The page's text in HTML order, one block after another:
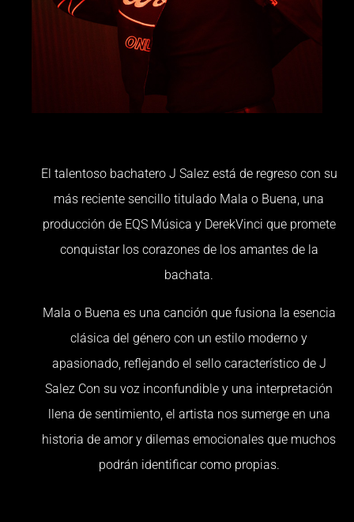
El talentoso bachatero J Salez está de regreso con su
más reciente sencillo titulado Mala o Buena, una
producción de EQS Música y DerekVinci que promete
conquistar los corazones de los amantes de la
bachata.
Mala o Buena es una canción que fusiona la esencia
clásica del género con un estilo moderno y
apasionado, reflejando el sello característico de J
Salez Con su voz inconfundible y una interpretación
llena de sentimiento, el artista nos sumerge en una
historia de amor y dilemas emocionales que muchos
podrán identificar como propias.